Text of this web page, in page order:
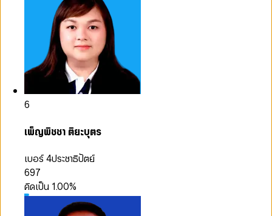
6
เพ็ญพิชชา ติยะบุตร
เบอร์ 4ประชาธิปัตย์
697
คิดเป็น 1.00%